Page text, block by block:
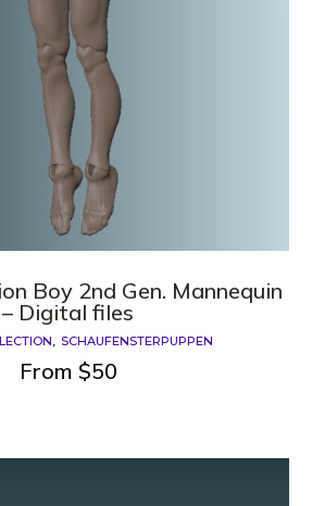
Boy 2nd Gen. Mannequin
– Digital files
SCHAUFENSTERPUPPEN
From $50